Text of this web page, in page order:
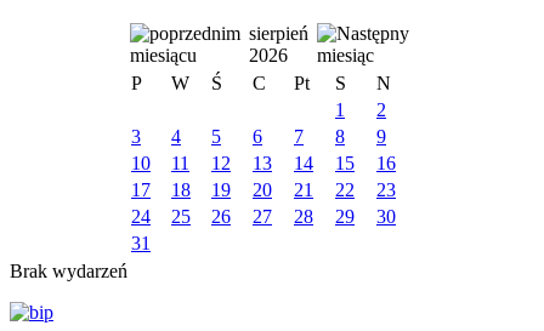
sierpień
2026
P
W Ś C Pt S
N
1
2
3
4 5 6 7 8
9
10
11 12 13 14 15
16
17
18 19 20 21 22
23
24
25 26 27 28 29
30
31
Brak wydarzeń